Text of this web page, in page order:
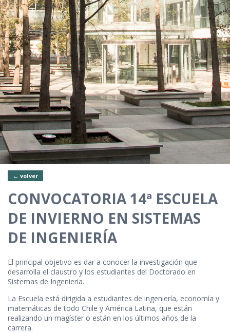
← volver
CONVOCATORIA 14ª ESCUELA
DE INVIERNO EN SISTEMAS
DE INGENIERÍA
El principal objetivo es dar a conocer la investigación que
desarrolla el claustro y los estudiantes del Doctorado en
Sistemas de Ingeniería.
La Escuela está dirigida a estudiantes de ingeniería, economía y
matemáticas de todo Chile y América Latina, que están
realizando un magíster o están en los últimos años de la
carrera.